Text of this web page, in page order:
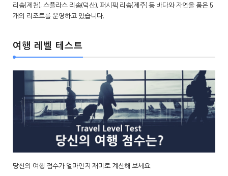
리솜(제천), 스플라스 리솜(덕산), 퍼시픽 리솜(제주) 등 바다와 자연을 품은 5
개의 리조트를 운영하고 있습니다.
여행 레벨 테스트
당신의 여행 점수가 얼마인지 재미로 계산해 보세요.